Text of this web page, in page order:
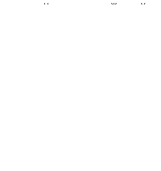
пословања Црквене општине у Женеви. У